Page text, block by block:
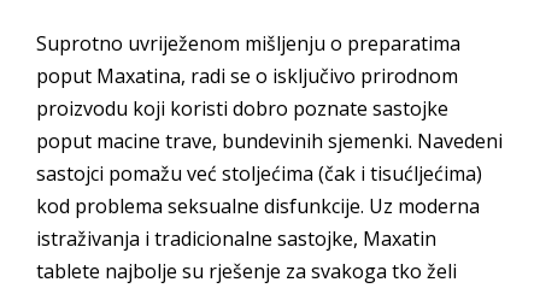
Suprotno uvriježenom mišljenju o preparatima
poput Maxatina, radi se o isključivo prirodnom
proizvodu koji koristi dobro poznate sastojke
poput macine trave, bundevinih sjemenki. Navedeni
sastojci pomažu već stoljećima (čak i tisućljećima)
kod problema seksualne disfunkcije. Uz moderna
istraživanja i tradicionalne sastojke, Maxatin
tablete najbolje su rješenje za svakoga tko želi